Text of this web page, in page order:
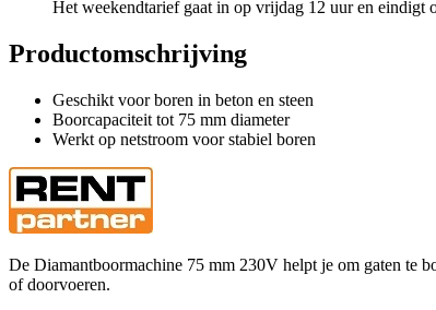
Het weekendtarief gaat in op vrijdag 12 uur en eindigt
Productomschrijving
Geschikt voor boren in beton en steen
Boorcapaciteit tot 75 mm diameter
Werkt op netstroom voor stabiel boren
De Diamantboormachine 75 mm 230V helpt je om gaten te
of doorvoeren.